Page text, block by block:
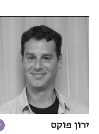
ירון פוקס